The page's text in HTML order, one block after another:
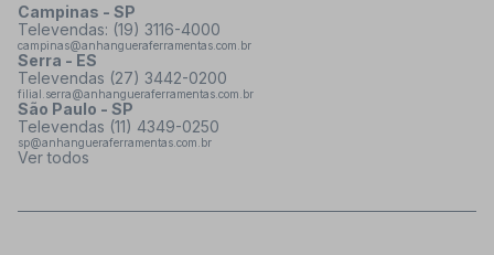
Campinas - SP
Televendas: (19) 3116-4000
campinas@anhangueraferramentas.com.br
Serra - ES
Televendas (27) 3442-0200
filial.serra@anhangueraferramentas.com.br
São Paulo - SP
Televendas (11) 4349-0250
sp@anhangueraferramentas.com.br
Ver todos